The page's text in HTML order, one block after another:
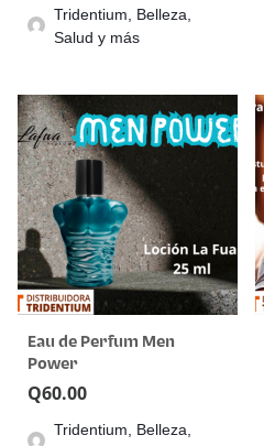
Tridentium, Belleza,
Salud y más
Eau de Perfum Men
Power
Q60.00
Tridentium, Belleza,